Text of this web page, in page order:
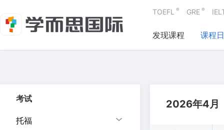
TOEFL ® GRE ®
发现课程 课程
考试
托福
2026年4月